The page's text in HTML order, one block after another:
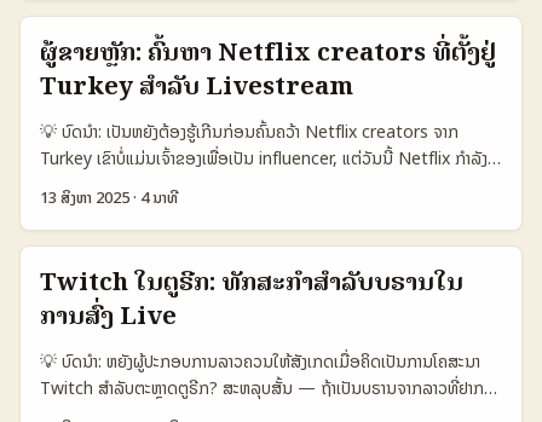
Snapshot: ດାວງຊາວອອນໄລນແລະໂຊເຊຍວິທີ 🧩 Metric Platform
A (YouTube) Platform B (Twitch) Platform C (Facebook
Live) 👥 Monthly Active 1.200.000 800.000 1.000.000 📈
Avg view per stream 6.500 15.000 4.200 💬 Avg chat
engagement 1.100 3.200 900 💰 Avg sponsor CPM €8 €12
€6 🛠️ Integration tools Moderation, Clips Extensions, Bits
Branded content tools ຕາຕະລາງດັ່ງກ່າວແສດງວ່າ Twitch ເຫັນຜົນ
engagement ສູງສຸດສໍາລັບ livestreams ທີ່ເນັ້ນການສົນທະນາສຸດຄອບ,
ແຕ່ YouTube ມີ user base ກວ້າງ ແລະ Facebook Live ຍັງເປັນທາງ
creator ຈາກ Bulgaria, ເລືອກ platform ຈະຂ້າມກັນລະຫວ່າງ CPM,
engagement ແລະ toolset ທີ່ຈະເຮັດໃຫ້ການນໍາເຂົ້າຂໍ້ຄວາມເປັນໄດ້ຜົນ. ...
ຄົ້ນຫາທີ່ສະດວກ, ຄ່າໃຊ້ຈ່າຍ, ແລະຄວາມສັ່ຽງທາງກົດໝາຍເທົ່ານັ້ນ. ນັກການ
ຕະຫຼາດທີ່ເຮັດວຽກກັບ creator ຈຳເປັນຕ້ອງຮູ້ວ່າ Snapchat ຢູ່ໃນ
ecosystem ທີ່ມີການເຄື່ອນໄຫວສ່ຽງ — ບາງເວລາ creators ຈະຢຸດ
ເຄື່ອນໄຫວໃນ Snapchat ແລະເຂົ້າໄປຫາ Telegram ຫຼື VK / Max. ບົດນີ້
ຈະສະເຫຼີມຄຳແນະນໍາວິທີທີ່ປະໂຫຍດ, ອຸປະສັກທີ່ຕ້ອງການ, ແລະການປະຕິບັດທີ່ມີ
ໄດ້ຜົນສຳເລັດໃນ livestream. 📊 ຕາຕະລາງ Snapshot ຂໍ້ມູນ 🧩
Metric Option A Option B Option C 👥 Reach (ຄວາມໂທງພົບ)
ເກີນໃນຕົວເຂົ້າສະເຫຼີມ ສູງ (marketplaces) ສູງໃນເຂດທ້ອງຖິ່ນ 🔍
risk ກາງ (ຂໍ້ຈຳກັດເກັບ) ກາງ ຕໍ່ຄ່າກົດໝາຍໄດ້ງ່າຍ 💰 Typical cost ຕ່ຳ–ກາງ
ກາງ–ສູງ ປຮືບລະດັບ (agency) 🔧 Livestream integration ease
ຈາກຜູ້ສ້າງຕ້ອງເຮັດການຕັ້ງ ແມ່ນມີ tools ຈໍາເປັນຕ້ອງມີຂໍ້ຕົກລົງ 🕒 Speed
to launch ຊ້າ ດ່ວນ ກາງ ຕາຕະລາງນີ້ສະແດງການປຽບທຽບທາງການຄົ້ນຫາ:
ການເຊື່ອມຕໍ່ກັບ marketplaces ແລະຕົວແທນເປັນທາງເລືອກທີ່ດີສໍາລັບ
ຄວາມໄວແລະການຄົ້ນຫາ, ແຕ່ຄ່າແລະການຈ່າຍອາດສູງ. ຖ້າຕ້ອງການການຄວບຄຸມ
ຜົນສຳເລັດໃນ livestream, marketplaces ແລະ agency ແມ່ນທາງ
ຜູ້ຂາຍຫຼັກ: ຄົ້ນຫາ Netflix creators ທີ່ຕັ້ງຢູ່
Turkey ສຳລັບ Livestream
💡 ບົດນໍາ: ເປັນຫຍັງຕ້ອງຮູ້ເກີນກ່ອນຄົ້ນຄວ້າ Netflix creators ຈາກ
Turkey ເຂົາບໍ່ແມ່ນເຈົ້າຂອງເພື່ອເປັນ influencer, ແຕ່ວັນນີ້ Netflix ກຳລັງ
ຂອງຫນ້າສົນໃຈດ້ານ Live content ແລະ cross-platform formats
— ນີ້ມີນັ້ນເພາະວ່າຕາມຂ່າວລ່າສຸດ Netflix ກຳລັງລົງທຶນໃນ Live-formats
ແລະອາດຈະເຮັດວ່າຮ່ວມງານກັບ Spotify ຕາມບົດຄວາມທີ່ຖືກແບ່ງ (Wall
Street Journal ຖືກອ້າຍໄວ້ໃນການລາຍງານ ຕາມແນວທີ່ສະແດງໃນແຜ່ນວັດ
ໃນອ່ານ) — ນີ້ແມ່ນໂອກາດສຳລັບບຣານທີ່ຢາກເຂົ້າໄປໃນ livestream ທີ່ມີຄ່າ
ຕ່າງຈາກປົກກະຕິ. ສຳລັບຜູ້ຈັດການບຣານໃນລາວ, ຄຳຖາມຄື: ວິທີຫາ “Turkey
Netflix creators” ແລະວິທີເຊື່ອມຕໍ່ brand messaging ໃນ
livestream ແນວໃດ? ບົດນີ້ຈະພາທ່ານຜ່ານຂັ້ນຕອນທີ່ແມ່ນການຄົ້ນຫາ, ການ
ປິ່ນປົວກັບເນື້ອຫາ Netflix-related, ການກວດຄືນຄວາມເຫັນຂອງກຸ່ມຜູ້ຊົມ
13 ສິງຫາ 2025· 4 ນາທີ
Twitch ໃນຕູຣີກ: ທັກສະກຳສຳລັບບຣານໃນ
ການສົ່ງ Live
💡 ບົດນໍາ: ຫຍັງຜູ້ປະກອບການລາວຄວນໃຫ້ສັງເກດເມື່ອຄິດເປັນການໂຄສະນາ
Twitch ສຳລັບຕະຫຼາດຕູຣີກ? ສະຫລຸບສັ້ນ — ຖ້າເປັນບຣານຈາກລາວທີ່ຢາກ
ເຂົ້າຕະຫຼາດຕູຣີກຜ່ານ live streaming, ມີຫຍັງທີ່ຕ້ອງຮູ້ໂດຍດ່ວນ: ຕຳແໜ່ງ